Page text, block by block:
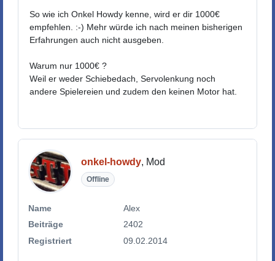
So wie ich Onkel Howdy kenne, wird er dir 1000€
empfehlen. :-) Mehr würde ich nach meinen bisherigen
Erfahrungen auch nicht ausgeben.
Warum nur 1000€ ?
Weil er weder Schiebedach, Servolenkung noch
andere Spielereien und zudem den keinen Motor hat.
onkel-howdy, Mod
Offline
Name
Alex
Beiträge
2402
Registriert
09.02.2014